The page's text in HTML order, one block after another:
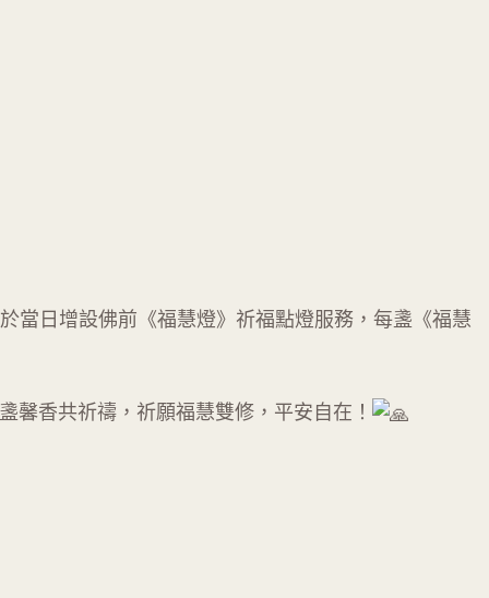
當日增設佛前《福慧燈》祈福點燈服務，每盞《福慧
馨香共祈禱，祈願福慧雙修，平安自在！